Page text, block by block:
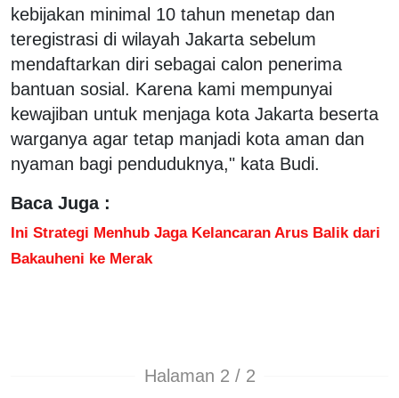
kebijakan minimal 10 tahun menetap dan
teregistrasi di wilayah Jakarta sebelum
mendaftarkan diri sebagai calon penerima
bantuan sosial. Karena kami mempunyai
kewajiban untuk menjaga kota Jakarta beserta
warganya agar tetap manjadi kota aman dan
nyaman bagi penduduknya," kata Budi.
Baca Juga :
Ini Strategi Menhub Jaga Kelancaran Arus Balik dari
Bakauheni ke Merak
Halaman 2 / 2